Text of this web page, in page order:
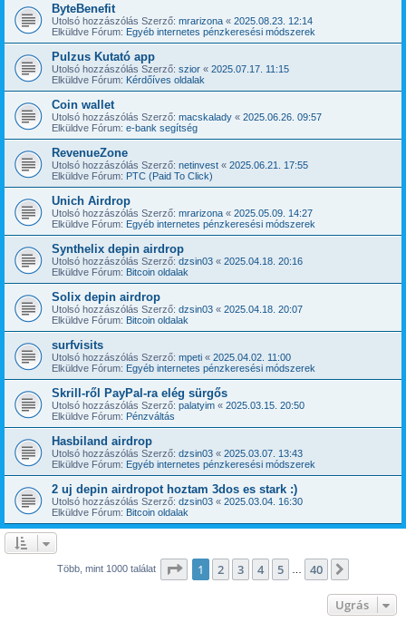
ByteBenefit
Utolsó hozzászólás Szerző: mrarizona « 2025.08.23. 12:14
Elküldve Fórum: Egyéb internetes pénzkeresési módszerek
Pulzus Kutató app
Utolsó hozzászólás Szerző: szior « 2025.07.17. 11:15
Elküldve Fórum: Kérdőíves oldalak
Coin wallet
Utolsó hozzászólás Szerző: macskalady « 2025.06.26. 09:57
Elküldve Fórum: e-bank segítség
RevenueZone
Utolsó hozzászólás Szerző: netinvest « 2025.06.21. 17:55
Elküldve Fórum: PTC (Paid To Click)
Unich Airdrop
Utolsó hozzászólás Szerző: mrarizona « 2025.05.09. 14:27
Elküldve Fórum: Egyéb internetes pénzkeresési módszerek
Synthelix depin airdrop
Utolsó hozzászólás Szerző: dzsin03 « 2025.04.18. 20:16
Elküldve Fórum: Bitcoin oldalak
Solix depin airdrop
Utolsó hozzászólás Szerző: dzsin03 « 2025.04.18. 20:07
Elküldve Fórum: Bitcoin oldalak
surfvisits
Utolsó hozzászólás Szerző: mpeti « 2025.04.02. 11:00
Elküldve Fórum: Egyéb internetes pénzkeresési módszerek
Skrill-ről PayPal-ra elég sürgős
Utolsó hozzászólás Szerző: palatyim « 2025.03.15. 20:50
Elküldve Fórum: Pénzváltás
Hasbiland airdrop
Utolsó hozzászólás Szerző: dzsin03 « 2025.03.07. 13:43
Elküldve Fórum: Egyéb internetes pénzkeresési módszerek
2 uj depin airdropot hoztam 3dos es stark :)
Utolsó hozzászólás Szerző: dzsin03 « 2025.03.04. 16:30
Elküldve Fórum: Bitcoin oldalak
Több, mint 1000 találat Oldal:1 40
1 2 3 4 5 40
Ugrás